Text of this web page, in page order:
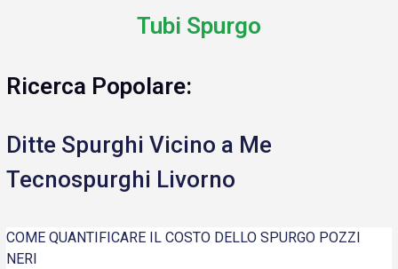
Tubi Spurgo
Ricerca Popolare:
Ditte Spurghi Vicino a Me
Tecnospurghi Livorno
COME QUANTIFICARE IL COSTO DELLO SPURGO POZZI
NERI